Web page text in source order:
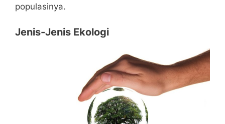
populasinya.
Jenis-Jenis Ekologi